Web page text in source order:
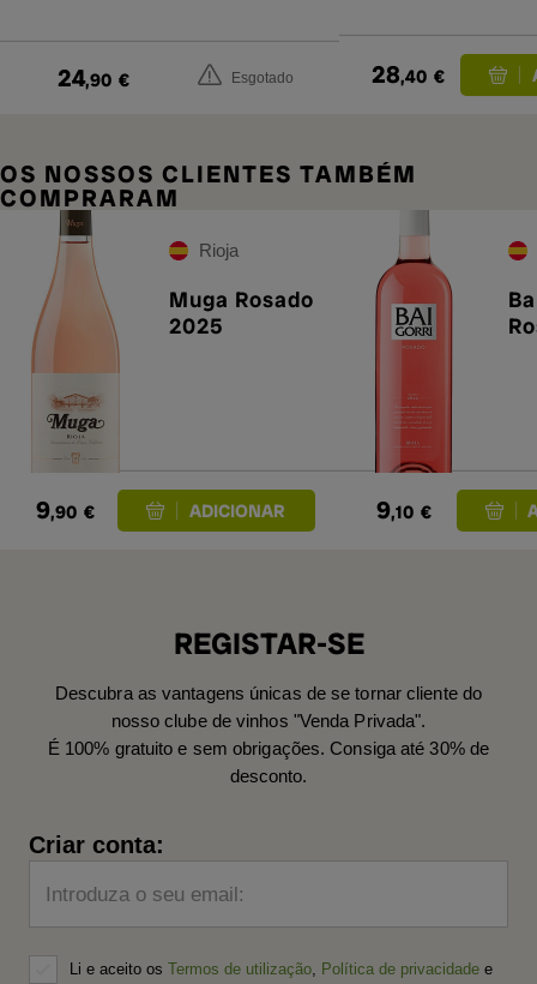
24,90 € Esgotado 28,40 €
OS NOSSOS CLIENTES TAMBÉM
COMPRARAM
Rioja
Muga Rosado
2025
9,90 € 9,10 €
REGISTAR-SE
Descubra as vantagens únicas de se tornar cliente do
nosso clube de vinhos "Venda Privada".
É 100% gratuito e sem obrigações. Consiga até 30% de
desconto.
Criar conta:
Introduza o seu email:
Li e aceito os Termos de utilização Política de privacidade e